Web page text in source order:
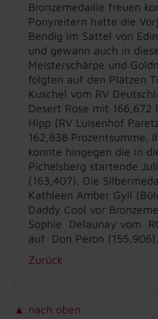
Bronzemedaille freuen
Ponyreitern hatte die
Bendig im Sattel von
und gewann auch in
Meisterschärpe und
folgten auf den Plätzen
Kuschel vom RV
Desert Rose mit 166,672
Hipp (RV Luisenhof
162,838 Prozentsumme.
konnte hingegen die in
Pichelsberg startende
(163,407). Die
Kathleen Amber Gyll
Daddy Cool vor
Sophie Delaunay vom
auf Don Peron (155,906).
Zurück
▲ nach oben